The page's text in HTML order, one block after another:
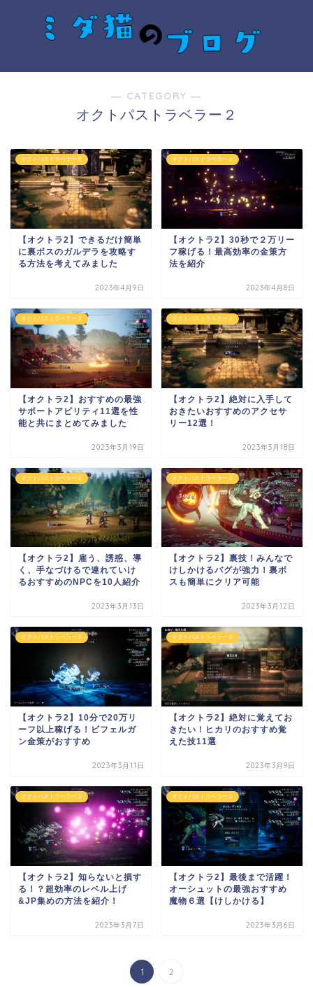
― CATEGORY ―
オクトパストラベラー２
オクトパストラベラー２
【オクトラ2】できるだけ簡単
に裏ボスのガルデラを攻略す
る方法を考えてみました
2023年4月9日
オクトパストラベラー２
【オクトラ2】30秒で２万リー
フ稼げる！最高効率の金策方
法を紹介
2023年4月8日
オクトパストラベラー２
【オクトラ2】おすすめの最強
サポートアビリティ11選を性
能と共にまとめてみました
2023年3月19日
オクトパストラベラー２
【オクトラ2】絶対に入手して
おきたいおすすめのアクセサ
リー12選！
2023年3月18日
オクトパストラベラー２
【オクトラ2】雇う、誘惑、導
く、手なづけるで連れていけ
るおすすめのNPCを10人紹介
2023年3月13日
オクトパストラベラー２
【オクトラ2】裏技！みんなで
けしかけるバグが強力！裏ボ
スも簡単にクリア可能
2023年3月12日
オクトパストラベラー２
【オクトラ2】10分で20万リ
ーフ以上稼げる！ビフェルガ
ン金策がおすすめ
2023年3月11日
オクトパストラベラー２
【オクトラ2】絶対に覚えてお
きたい！ヒカリのおすすめ覚
えた技11選
2023年3月9日
オクトパストラベラー２
【オクトラ2】知らないと損す
る！？超効率のレベル上げ
&JP集めの方法を紹介！
2023年3月7日
オクトパストラベラー２
【オクトラ2】最後まで活躍！
オーシュットの最強おすすめ
魔物６選【けしかける】
2023年3月6日
1 2